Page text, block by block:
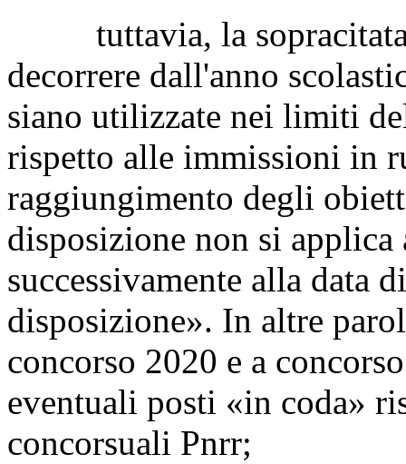
tuttavia, la sopracitata
decorrere dall'anno
siano utilizzate nei limiti
rispetto alle immissioni in
raggiungimento degli
disposizione non si
successivamente alla data
disposizione». In altre
concorso 2020 e a
eventuali posti «in coda»
concorsuali Pnrr;